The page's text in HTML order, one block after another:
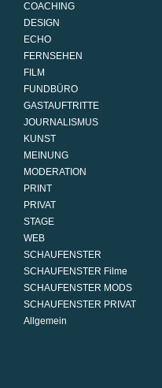
COACHING
DESIGN
ECHO
FERNSEHEN
FILM
FUNDBÜRO
GASTAUFTRITTE
JOURNALISMUS
KUNST
MEINUNG
MODERATION
PRINT
PRIVAT
STAGE
WEB
SCHAUFENSTER
SCHAUFENSTER Filme
SCHAUFENSTER MODS
SCHAUFENSTER PRIVAT
Allgemein